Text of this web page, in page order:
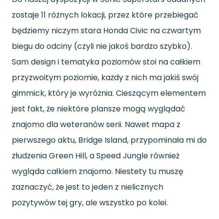
zostaje 11 różnych lokacji, przez które przebiegać
będziemy niczym stara Honda Civic na czwartym
biegu do odciny (czyli nie jakoś bardzo szybko).
Sam design i tematyka poziomów stoi na całkiem
przyzwoitym poziomie, każdy z nich ma jakiś swój
gimmick, który je wyróżnia. Cieszącym elementem
jest fakt, że niektóre plansze mogą wyglądać
znajomo dla weteranów serii. Nawet mapa z
pierwszego aktu, Bridge Island, przypominała mi do
złudzenia Green Hill, a Speed Jungle również
wygląda całkiem znajomo. Niestety tu muszę
zaznaczyć, że jest to jeden z nielicznych
pozytywów tej gry, ale wszystko po kolei.